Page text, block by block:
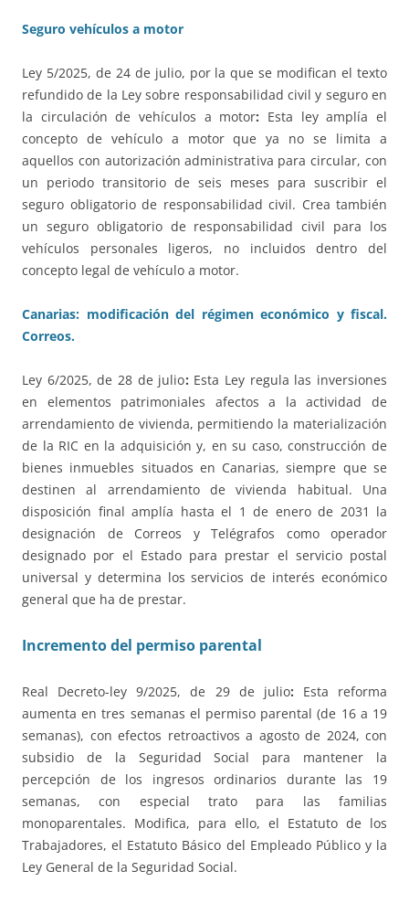
Seguro vehículos a motor
Ley 5/2025, de 24 de julio, por la que se modifican el texto
refundido de la Ley sobre responsabilidad civil y seguro en
la circulación de vehículos a motor: Esta ley amplía el
concepto de vehículo a motor que ya no se limita a
aquellos con autorización administrativa para circular, con
un periodo transitorio de seis meses para suscribir el
seguro obligatorio de responsabilidad civil. Crea también
un seguro obligatorio de responsabilidad civil para los
vehículos personales ligeros, no incluidos dentro del
concepto legal de vehículo a motor.
Canarias: modificación del régimen económico y fiscal.
Correos.
Ley 6/2025, de 28 de julio: Esta Ley regula las inversiones
en elementos patrimoniales afectos a la actividad de
arrendamiento de vivienda, permitiendo la materialización
de la RIC en la adquisición y, en su caso, construcción de
bienes inmuebles situados en Canarias, siempre que se
destinen al arrendamiento de vivienda habitual. Una
disposición final amplía hasta el 1 de enero de 2031 la
designación de Correos y Telégrafos como operador
designado por el Estado para prestar el servicio postal
universal y determina los servicios de interés económico
general que ha de prestar.
Incremento del permiso parental
Real Decreto-ley 9/2025, de 29 de julio: Esta reforma
aumenta en tres semanas el permiso parental (de 16 a 19
semanas), con efectos retroactivos a agosto de 2024, con
subsidio de la Seguridad Social para mantener la
percepción de los ingresos ordinarios durante las 19
semanas, con especial trato para las familias
monoparentales. Modifica, para ello, el Estatuto de los
Trabajadores, el Estatuto Básico del Empleado Público y la
Ley General de la Seguridad Social.